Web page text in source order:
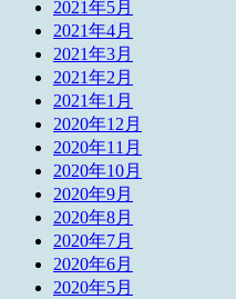
2021年5月
2021年4月
2021年3月
2021年2月
2021年1月
2020年12月
2020年11月
2020年10月
2020年9月
2020年8月
2020年7月
2020年6月
2020年5月